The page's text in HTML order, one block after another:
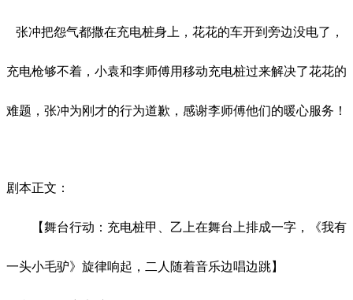
张冲把怨气都撒在充电桩身上，花花的车开到旁边没电了，
充电枪够不着， 小袁和李师傅用移动充电桩过来解决了花花的
难题，张冲为刚才的行为道歉，感谢李师傅他们的暖心服务！
剧本正文：
【舞台行动 ： 充电桩甲、乙上在舞台上排成一字 ，《我有
一头小毛驴》 旋律响起， 二 人随着音乐边唱边跳】